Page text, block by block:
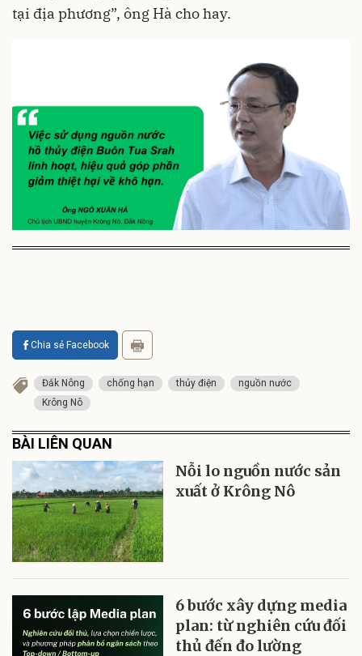
tại địa phương”, ông Hà cho hay.
Chia sẻ Facebook
Đắk Nông chống hạn thủy điện
nguồn nước
Krông Nô
BÀI LIÊN QUAN
Nỗi lo nguồn nước sản
xuất ở Krông Nô
6 bước xây dựng media
plan: từ nghiên cứu đối
thủ đến đo lường